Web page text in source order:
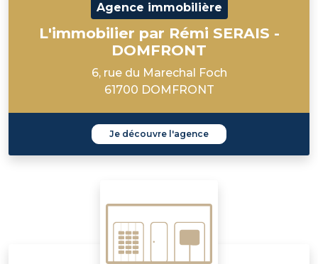
Agence immobilière
L'immobilier par Rémi SERAIS -
DOMFRONT
6, rue du Marechal Foch
61700 DOMFRONT
Je découvre l'agence